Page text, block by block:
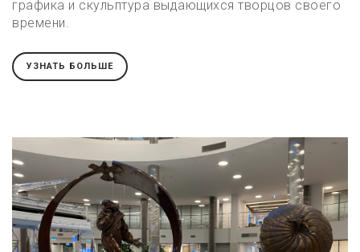
графика и скульптура выдающихся творцов своего
времени.
УЗНАТЬ БОЛЬШЕ